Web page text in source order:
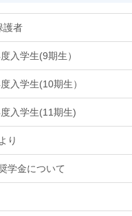
護者
入学生(9期生）
入学生(10期生）
入学生(11期生)
り
学金について